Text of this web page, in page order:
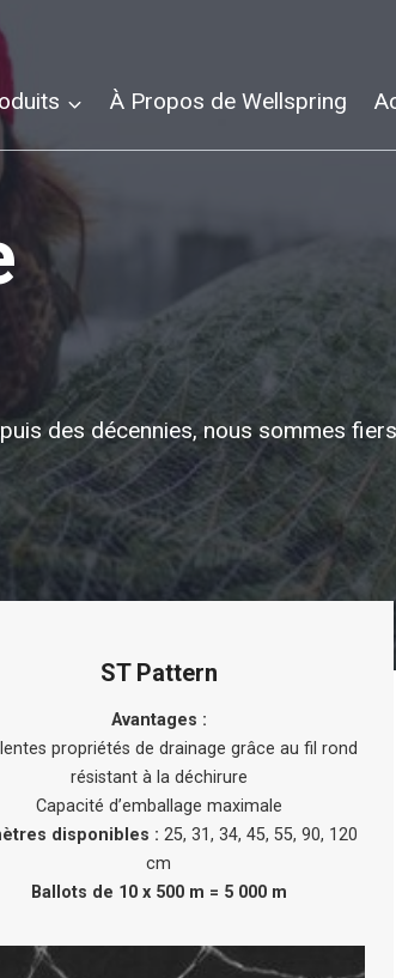
À Propos de Wellspring
des décennies, nous sommes
ST Pattern
Avantages :
propriétés de drainage grâce au fil rond
résistant à la déchirure
Capacité d’emballage maximale
disponibles : 25, 31, 34, 45, 55, 90, 120
cm
Ballots de 10 x 500 m = 5 000 m